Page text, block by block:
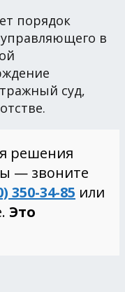
порядок
в
суд,
решения
— звоните
350-34-85 или
Это